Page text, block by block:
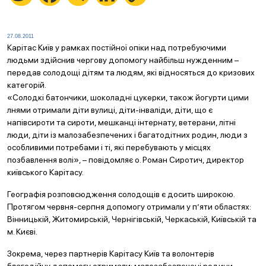
27.08.2011
Карітас Київ у рамках постійної опіки над потребуючими
людьми здійснив чергову допомогу найбільш нужденним –
передав солодощі дітям та людям, які відносяться до кризових
категорій.
«Солодкі батончики, шоколадні цукерки, також йогурти цими
лнями отримали діти вулиці, діти-інваліди, діти, що є
напівсироти та сироти, мешканці інтернату, ветерани, літні
люди, діти із малозабезпечених і багатодітних родин, люди з
особливими потребами і ті, які перебувають у місцях
позбавлення волі», – повідомляє о. Роман Сиротич, директор
київського Карітасу.
Географія розповсюдження солодощів є досить широкою.
Протягом червня-серпня допомогу отримали у п’яти областях:
Вінницькій, Житомирській, Чернігівській, Черкаській, Київській та
м. Києві.
Зокрема, через партнерів Карітасу Київ та волонтерів